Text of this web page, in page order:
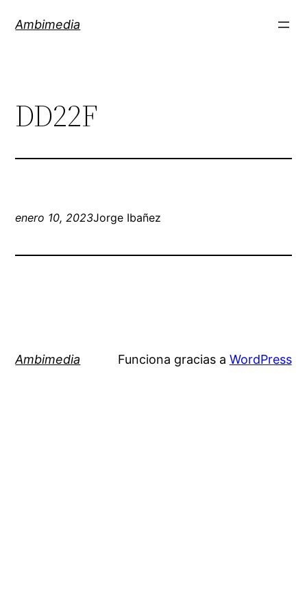
Ambimedia
DD22F
enero 10, 2023Jorge Ibañez
Ambimedia Funciona gracias a WordPress